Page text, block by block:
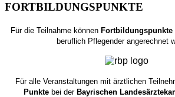
FORTBILDUNGSPUNKTE
Für die Teilnahme könnenFortbildungspunkte
beruflich Pflegender angerechnet
Für alle Veranstaltungen mit ärztlichen
Punkte bei derBayrischen